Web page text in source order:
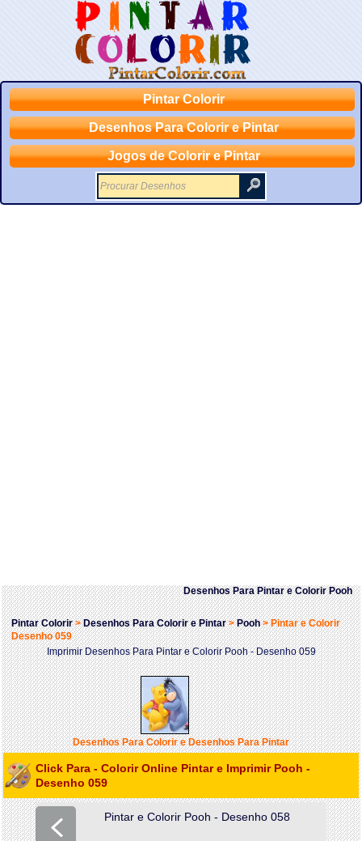
Pintar Colorir
Desenhos Para Colorir e Pintar
Jogos de Colorir e Pintar
Desenhos Para Pintar e Colorir Pooh
Pintar Colorir>Desenhos Para Colorir e Pintar>Pooh>Pintar e Colorir
Desenho 059
Imprimir Desenhos Para Pintar e Colorir Pooh - Desenho 059
Desenhos Para Colorir e Desenhos Para Pintar
Click Para - Colorir Online Pintar e Imprimir Pooh -
Desenho 059
Pintar e Colorir Pooh - Desenho 058